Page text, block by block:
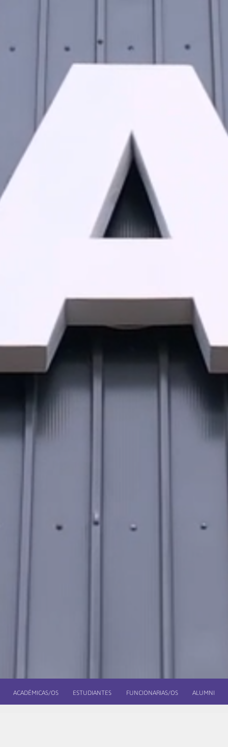
ACADÉMICAS/OS ESTUDIANTES FUNCIONARIAS/OS ALUMNI